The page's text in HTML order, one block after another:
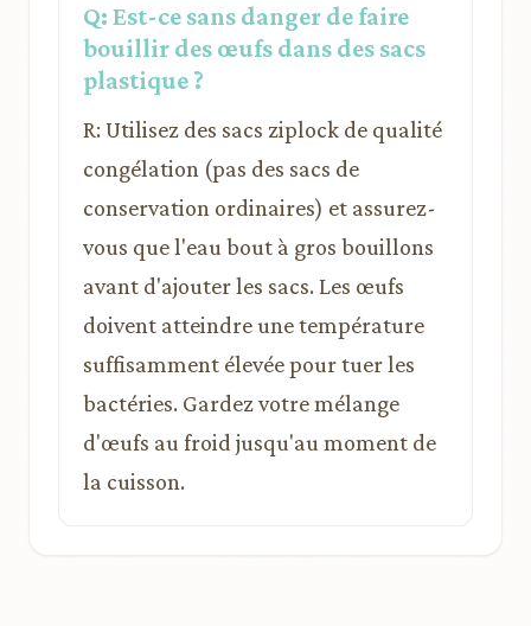
Q: Est-ce sans danger de faire
bouillir des œufs dans des sacs
plastique ?
R: Utilisez des sacs ziplock de qualité
congélation (pas des sacs de
conservation ordinaires) et assurez-
vous que l'eau bout à gros bouillons
avant d'ajouter les sacs. Les œufs
doivent atteindre une température
suffisamment élevée pour tuer les
bactéries. Gardez votre mélange
d'œufs au froid jusqu'au moment de
la cuisson.